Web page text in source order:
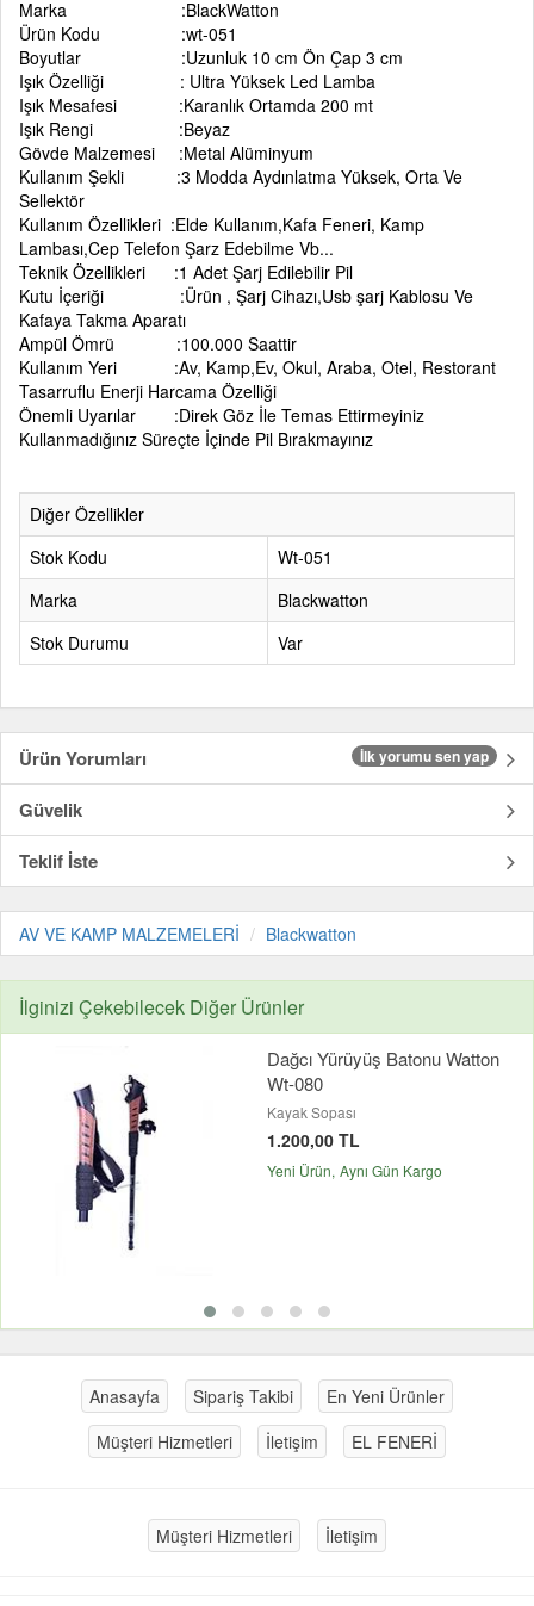
Marka :BlackWatton
Ürün Kodu :wt-051
Boyutlar :Uzunluk 10 cm Ön Çap 3 cm
Işık Özelliği : Ultra Yüksek Led Lamba
Işık Mesafesi :Karanlık Ortamda 200 mt
Işık Rengi :Beyaz
Gövde Malzemesi :Metal Alüminyum
Kullanım Şekli :3 Modda Aydınlatma Yüksek, Orta Ve
Sellektör
Kullanım Özellikleri :Elde Kullanım,Kafa Feneri, Kamp
Lambası,Cep Telefon Şarz Edebilme Vb...
Teknik Özellikleri :1 Adet Şarj Edilebilir Pil
Kutu İçeriği :Ürün , Şarj Cihazı,Usb şarj Kablosu Ve
Kafaya Takma Aparatı
Ampül Ömrü :100.000 Saattir
Kullanım Yeri :Av, Kamp,Ev, Okul, Araba, Otel, Restorant
Tasarruflu Enerji Harcama Özelliği
Önemli Uyarılar :Direk Göz İle Temas Ettirmeyiniz
Kullanmadığınız Süreçte İçinde Pil Bırakmayınız
Diğer Özellikler
Stok Kodu
Wt-051
Marka
Blackwatton
Stok Durumu
Var
Ürün Yorumları İlk yorumu sen yap
Güvelik
Teklif İste
AV VE KAMP MALZEMELERİ Blackwatton
İlginizi Çekebilecek Diğer Ürünler
Dağcı Yürüyüş Batonu Watton
Wt-080
Kayak Sopası
1.200,00 TL
Yeni Ürün Aynı Gün Kargo
Anasayfa Sipariş Takibi
En Yeni Ürünler
Müşteri Hizmetleri
İletişim EL FENERİ
Müşteri Hizmetleri İletişim